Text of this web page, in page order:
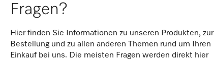
Fragen?
Hier finden Sie Informationen zu unseren Produkten, zur
Bestellung und zu allen anderen Themen rund um Ihren
Einkauf bei uns. Die meisten Fragen werden direkt hier